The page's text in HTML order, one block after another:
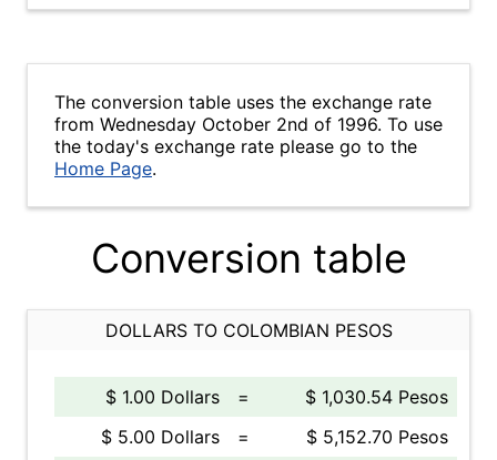
The conversion table uses the exchange rate
from Wednesday October 2nd of 1996. To use
the today's exchange rate please go to the
Home Page.
Conversion table
DOLLARS TO COLOMBIAN PESOS
$ 1.00 Dollars =
$ 1,030.54 Pesos
$ 5.00 Dollars
=
$ 5,152.70 Pesos